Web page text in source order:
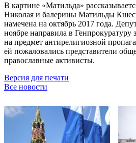
В картине «Матильда»
Николая и балерины Матильды
намечена на октябрь 2017 года.
ноябре направила в Генпрокуратуру
на предмет антирелигиозной
ей пожаловались представители
православные активисты.
Версия для печати
Все новости